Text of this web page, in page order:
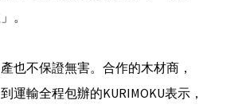
。
也不保證無害。合作的木材商，
運輸全程包辦的KURIMOKU表示，